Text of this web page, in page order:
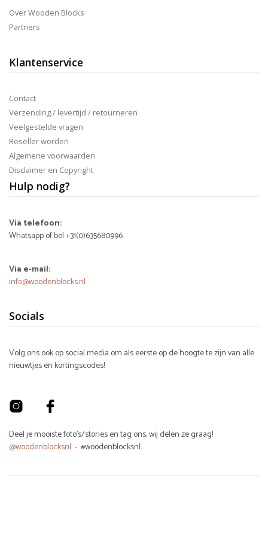
Over Wooden Blocks
Partners
Klantenservice
Contact
Verzending / levertijd / retourneren
Veelgestelde vragen
Reseller worden
Algemene voorwaarden
Disclaimer en Copyright
Hulp nodig?
Via telefoon:
Whatsapp of bel +31(0)635680996
Via e-mail:
info@woodenblocks.nl
Socials
Volg ons ook op social media om als eerste op de hoogte te zijn van alle
nieuwtjes en kortingscodes!
Deel je mooiste foto's/stories en tag ons, wij delen ze graag!
@woodenblocksnl - #woodenblocksnl